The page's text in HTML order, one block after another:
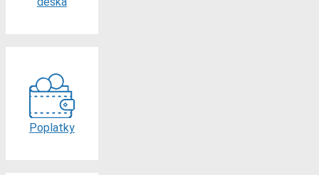
Poplatky